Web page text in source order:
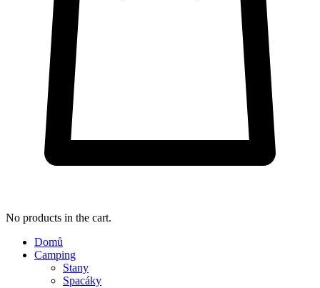
No products in the cart.
Domů
Camping
Stany
Spacáky